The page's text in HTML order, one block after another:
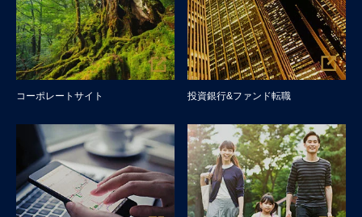
コーポレートサイト 投資銀行&ファンド転職